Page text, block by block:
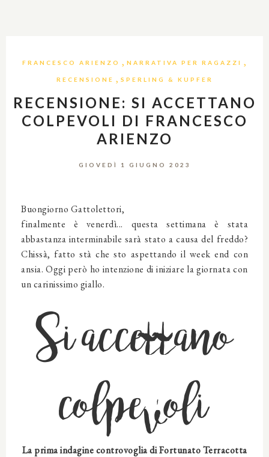
FRANCESCO ARIENZO ,NARRATIVA PER RAGAZZI ,
RECENSIONE , SPERLING & KUPFER
RECENSIONE: SI ACCETTANO
COLPEVOLI DI FRANCESCO
ARIENZO
GIOVEDÌ 1 GIUGNO 2023
Buongiorno Gattolettori,
finalmente è venerdì... questa settimana è stata
abbastanza interminabile sarà stato a causa del freddo?
Chissà, fatto stà che sto aspettando il week end con
ansia. Oggi però ho intenzione di iniziare la giornata con
un carinissimo giallo.
Si accettano
colpevoli
La prima indagine controvoglia di Fortunato Terracotta